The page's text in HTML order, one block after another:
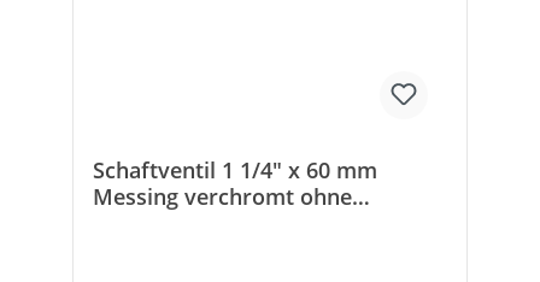
Schaftventil 1 1/4" x 60 mm
Messing verchromt ohne